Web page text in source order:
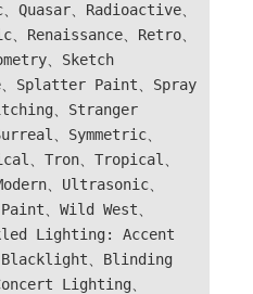
、Radioactive、
Renaissance、Retro、
、Sketch
、Splatter Paint、Spray
、Stranger
、Symmetric、
、Tron、Tropical、
、Ultrasonic、
、Wild West、
Lighting: Accent
、Blinding
Lighting、